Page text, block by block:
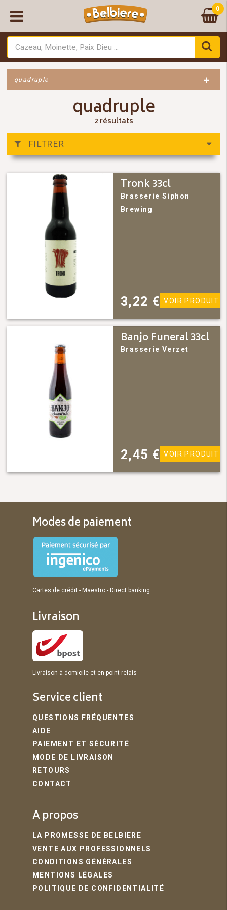
0
quadruple +
quadruple
2 résultats
FILTRER
Tronk 33cl
Brasserie Siphon
Brewing
3,22 € VOIR PRODUIT
Banjo Funeral 33cl
Brasserie Verzet
2,45 € VOIR PRODUIT
Modes de paiement
Cartes de crédit - Maestro - Direct banking
Livraison
Livraison à domicile et en point relais
Service client
QUESTIONS FRÉQUENTES
AIDE
PAIEMENT ET SÉCURITÉ
MODE DE LIVRAISON
RETOURS
CONTACT
A propos
LA PROMESSE DE BELBIERE
VENTE AUX PROFESSIONNELS
CONDITIONS GÉNÉRALES
MENTIONS LÉGALES
POLITIQUE DE CONFIDENTIALITÉ